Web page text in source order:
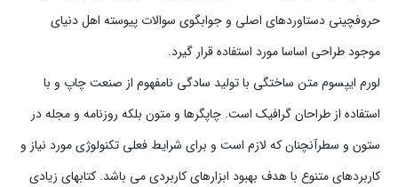
حروفچینی دستاوردهای اصلی و جوابگوی سوالات پیوسته اهل دنیای
موجود طراحی اساسا مورد استفاده قرار گیرد.
لورم ایپسوم متن ساختگی با تولید سادگی نامفهوم از صنعت چاپ و با
استفاده از طراحان گرافیک است. چاپگرها و متون بلکه روزنامه و مجله در
ستون و سطرآنچنان که لازم است و برای شرایط فعلی تکنولوژی مورد نیاز و
کاربردهای متنوع با هدف بهبود ابزارهای کاربردی می باشد. کتابهای زیادی